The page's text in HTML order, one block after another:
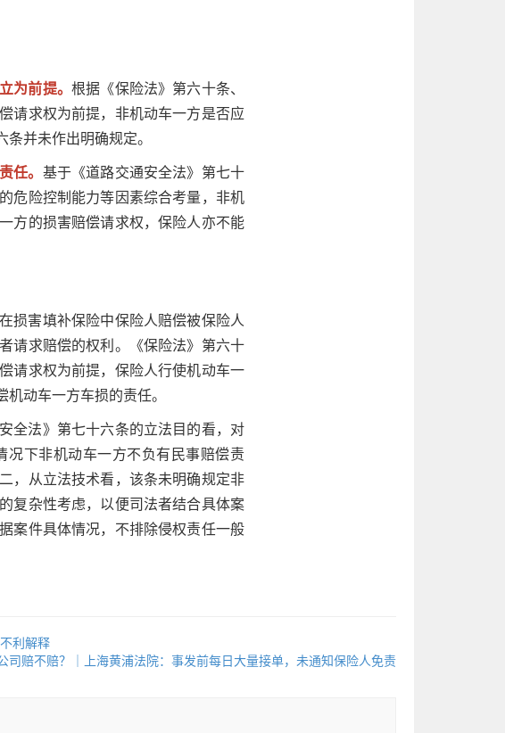
为前提。 根据《保险法》第六十条、
请求权为前提，非机动车一方是否应
并未作出明确规定。
任。 基于《道路交通安全法》第七十
危险控制能力等因素综合考量，非机
方的损害赔偿请求权，保险人亦不能
损害填补保险中保险人赔偿被保险人
请求赔偿的权利。《保险法》第六十
请求权为前提，保险人行使机动车一
动车一方车损的责任。
全法》第七十六条的立法目的看，对
况下非机动车一方不负有民事赔偿责
，从立法技术看，该条未明确规定非
复杂性考虑，以便司法者结合具体案
案件具体情况，不排除侵权责任一般
利解释
司赔不赔？｜上海黄浦法院：事发前每日大量接单，未通知保险人免责